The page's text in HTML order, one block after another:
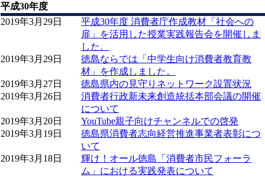
平成30年度
2019年3月29日
平成30年度 消費者庁作成教材「社会への
扉」を活用した授業実践報告会を開催しま
した。
2019年3月29日
徳島ならでは「中学生向け消費者教育教
材」を作成しました。
2019年3月27日
徳島県内の見守りネットワーク設置状況
2019年3月26日
消費者行政新未来創造統括本部会議の開催
について
2019年3月20日
YouTube親子向けチャンネルでの啓発
2019年3月19日
徳島県消費者志向経営推進事業者表彰につ
いて
2019年3月18日
輝け！オール徳島「消費者市民フォーラ
ム」における実践発表について